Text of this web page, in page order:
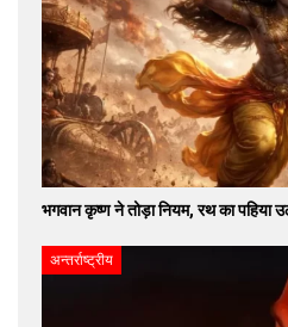
भगवान कृष्ण ने तोड़ा नियम, रथ का पहिया
अन्तर्राष्ट्रीय